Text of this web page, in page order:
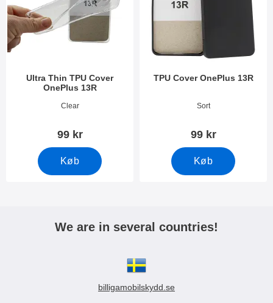
Ultra Thin TPU Cover
OnePlus 13R
Varenr 52612Clear
99 kr
Køb
TPU Cover OnePlus 13R
Varenr 52613Sort
99 kr
Køb
We are in several countries!
billigamobilskydd.se